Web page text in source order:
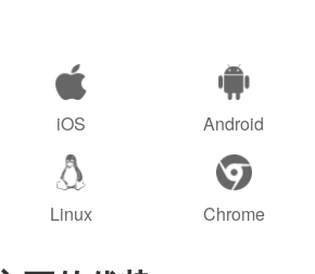
iOS Android
Linux Chrome